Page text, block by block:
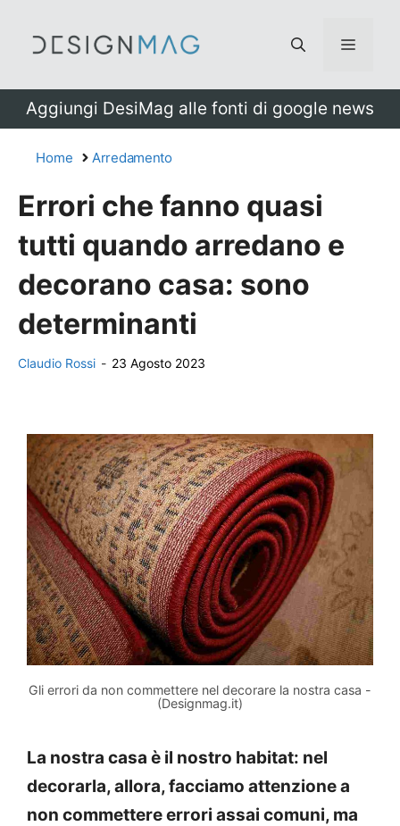
Menu
Aggiungi DesiMag alle fonti di google news
Home Arredamento
Errori che fanno quasi
tutti quando arredano e
decorano casa: sono
determinanti
Claudio Rossi - 23 Agosto 2023
Gli errori da non commettere nel decorare la nostra casa -
(Designmag.it)
La nostra casa è il nostro habitat: nel
decorarla, allora, facciamo attenzione a
non commettere errori assai comuni, ma